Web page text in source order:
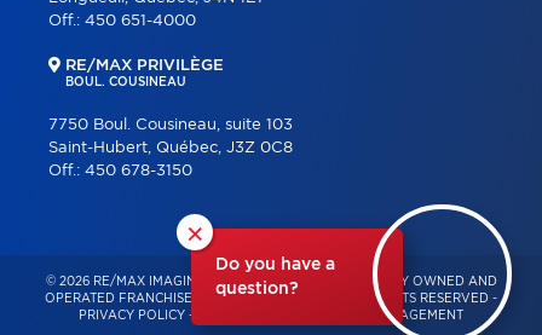
×
Do you have a
question?
Off.: 450 651-4000
RE/MAX PRIVILÈGE
BOUL. COUSINEAU
7750 Boul. Cousineau, suite 103
Saint-Hubert, Québec, J3Z 0C8
Off.: 450 678-3150
© 2026 RE/MAX IMAGINE & PRIVILÈGE – INDEPENDENTLY OWNED AND
OPERATED FRANCHISE OF RE/MAX QUÉBEC – ALL RIGHTS RESERVED -
PRIVACY POLICY - CONSENT MANAGEMENT